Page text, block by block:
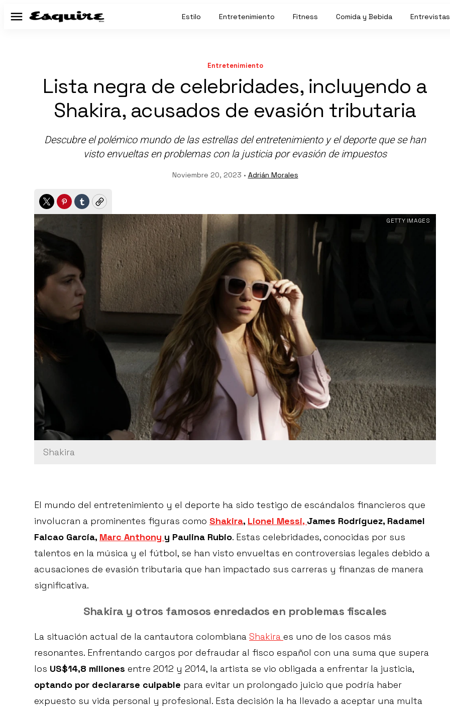
Menú Estilo Entretenimiento Fitness Comida y Bebida Entrevistas
Entretenimiento
Lista negra de celebridades, incluyendo a
Shakira, acusados de evasión tributaria
Descubre el polémico mundo de las estrellas del entretenimiento y el deporte que se han
visto envueltas en problemas con la justicia por evasión de impuestos
Noviembre 20, 2023 • Adrián Morales
TwitterPinterest
TumblrCopy
Shakira
GETTY IMAGES
El mundo del entretenimiento y el deporte ha sido testigo de escándalos financieros que
involucran a prominentes figuras como Shakira, Lionel Messi, James Rodríguez, Radamel
Falcao García, Marc Anthony y Paulina Rubio. Estas celebridades, conocidas por sus
talentos en la música y el fútbol, se han visto envueltas en controversias legales debido a
acusaciones de evasión tributaria que han impactado sus carreras y finanzas de manera
significativa.
Shakira y otros famosos enredados en problemas fiscales
La situación actual de la cantautora colombiana Shakira es uno de los casos más
resonantes. Enfrentando cargos por defraudar al fisco español con una suma que supera
los US$14,8 millones entre 2012 y 2014, la artista se vio obligada a enfrentar la justicia,
optando por declararse culpable para evitar un prolongado juicio que podría haber
expuesto su vida personal y profesional. Esta decisión la ha llevado a aceptar una multa